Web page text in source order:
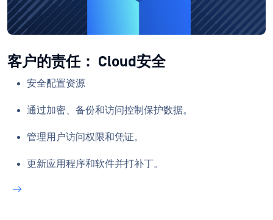
客户的责任： Cloud安全
安全配置资源
通过加密、备份和访问控制保护数据。
管理用户访问权限和凭证。
更新应用程序和软件并打补丁。